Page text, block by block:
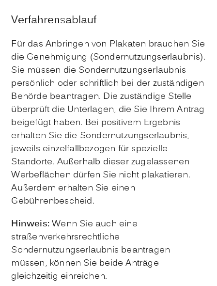
Verfahrensablauf
Für das Anbringen von Plakaten brauchen Sie
die Genehmigung (Sondernutzungserlaubnis).
Sie müssen die Sondernutzungserlaubnis
persönlich oder schriftlich bei der zuständigen
Behörde beantragen. Die zuständige Stelle
überprüft die Unterlagen, die Sie Ihrem Antrag
beigefügt haben. Bei positivem Ergebnis
erhalten Sie die Sondernutzungserlaubnis,
jeweils einzelfallbezogen für spezielle
Standorte. Außerhalb dieser zugelassenen
Werbeflächen dürfen Sie nicht plakatieren.
Außerdem erhalten Sie einen
Gebührenbescheid.
Hinweis:Wenn Sie auch eine
straßenverkehrsrechtliche
Sondernutzungserlaubnis beantragen
müssen, können Sie beide Anträge
gleichzeitig einreichen.